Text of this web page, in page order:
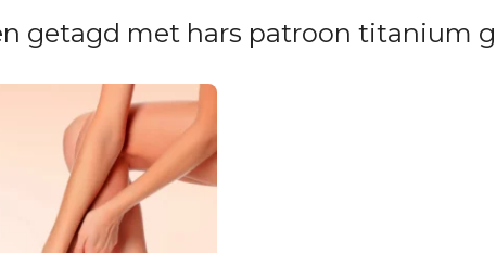
getagd met hars patroon titanium